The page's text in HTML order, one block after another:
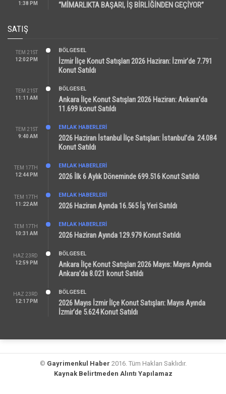
1:38 PM
“MİMARLIKTA BAŞARI, İŞ BİRLİĞİNDEN GEÇİYOR”
SATIŞ
TEM 21ST
12:02 PM
BÖLGESEL
İzmir İlçe Konut Satışları 2026 Haziran: İzmir’de 7.791
Konut Satıldı
TEM 21ST
11:11 AM
BÖLGESEL
Ankara İlçe Konut Satışları 2026 Haziran: Ankara’da
11.699 konut Satıldı
TEM 21ST
9:40 AM
EMLAK HABERLERI
2026 Haziran İstanbul İlçe Satışları: İstanbul’da 24.084
Konut Satıldı
TEM 17TH
12:44 PM
EMLAK HABERLERI
2026 İlk 6 Aylık Döneminde 699.516 Konut Satıldı
TEM 17TH
11:22 AM
EMLAK HABERLERI
2026 Haziran Ayında 16.565 İş Yeri Satıldı
TEM 17TH
10:31 AM
EMLAK HABERLERI
2026 Haziran Ayında 129.979 Konut Satıldı
HAZ 23RD
12:59 PM
BÖLGESEL
Ankara İlçe Konut Satışları 2026 Mayıs: Mayıs Ayında
Ankara’da 8.021 konut Satıldı
HAZ 23RD
12:17 PM
BÖLGESEL
2026 Mayıs İzmir İlçe Konut Satışları: Mayıs Ayında
İzmir’de 5.624 Konut Satıldı
© Gayrimenkul Haber 2016. Tüm Hakları Saklıdır.
Kaynak Belirtmeden Alıntı Yapılamaz